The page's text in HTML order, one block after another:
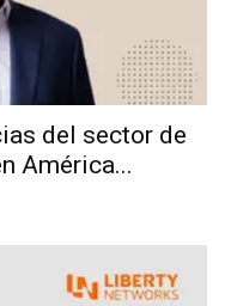
del sector de
América...